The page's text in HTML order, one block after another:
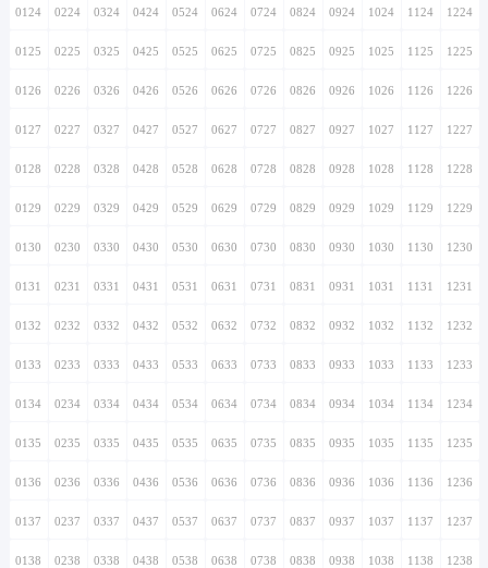
0124 0224 0324 0424 0524 0624 0724 0824 0924 1024 1124 1224
0125 0225 0325 0425 0525 0625 0725 0825 0925 1025 1125 1225
0126 0226 0326 0426 0526 0626 0726 0826 0926 1026 1126 1226
0127 0227 0327 0427 0527 0627 0727 0827 0927 1027 1127 1227
0128 0228 0328 0428 0528 0628 0728 0828 0928 1028 1128 1228
0129 0229 0329 0429 0529 0629 0729 0829 0929 1029 1129 1229
0130 0230 0330 0430 0530 0630 0730 0830 0930 1030 1130 1230
0131 0231 0331 0431 0531 0631 0731 0831 0931 1031 1131 1231
0132 0232 0332 0432 0532 0632 0732 0832 0932 1032 1132 1232
0133 0233 0333 0433 0533 0633 0733 0833 0933 1033 1133 1233
0134 0234 0334 0434 0534 0634 0734 0834 0934 1034 1134 1234
0135 0235 0335 0435 0535 0635 0735 0835 0935 1035 1135 1235
0136 0236 0336 0436 0536 0636 0736 0836 0936 1036 1136 1236
0137 0237 0337 0437 0537 0637 0737 0837 0937 1037 1137 1237
0138 0238 0338 0438 0538 0638 0738 0838 0938 1038 1138 1238